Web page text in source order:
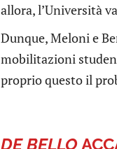
allora, l’Università
Dunque, Meloni e
mobilitazioni
proprio questo il
DE BELLO